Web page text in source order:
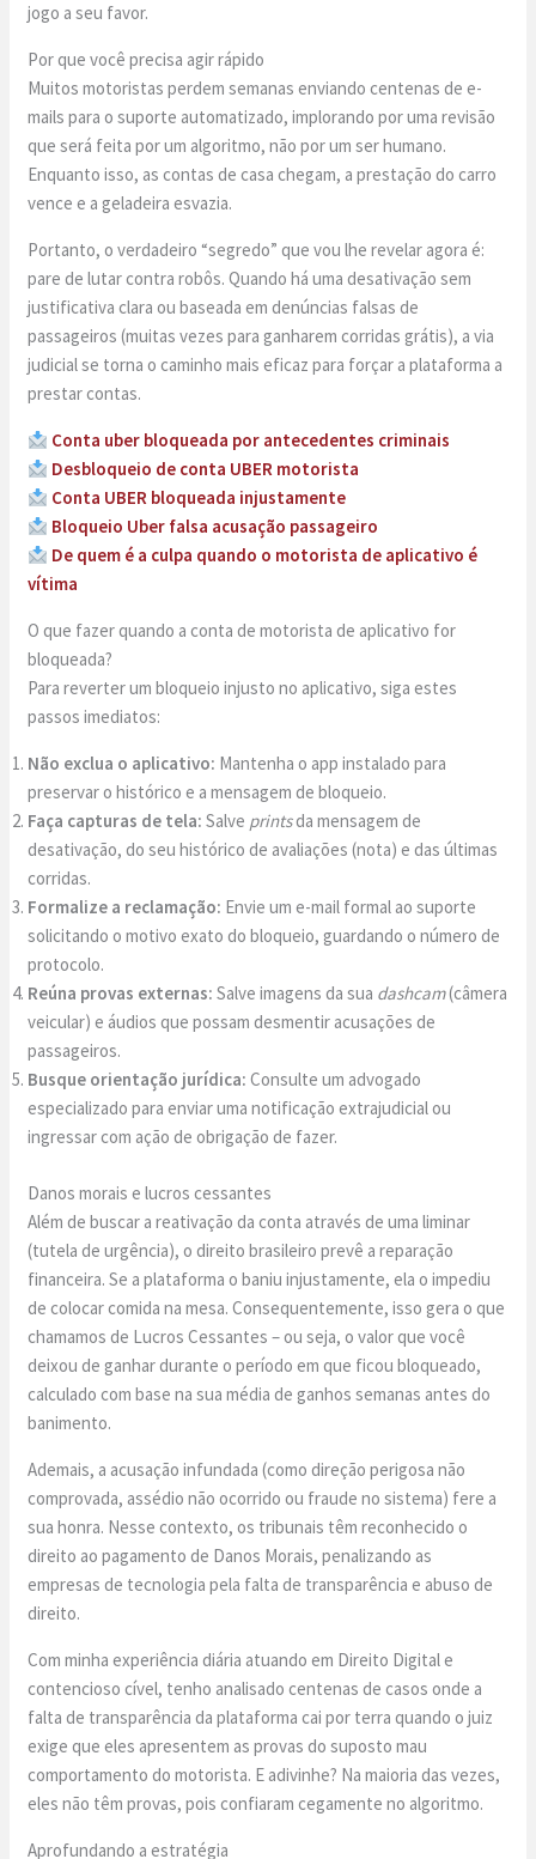
jogo a seu favor.
Por que você precisa agir rápido
Muitos motoristas perdem semanas enviando centenas de e-
mails para o suporte automatizado, implorando por uma revisão
que será feita por um algoritmo, não por um ser humano.
Enquanto isso, as contas de casa chegam, a prestação do carro
vence e a geladeira esvazia.
Portanto, o verdadeiro “segredo” que vou lhe revelar agora é:
pare de lutar contra robôs. Quando há uma desativação sem
justificativa clara ou baseada em denúncias falsas de
passageiros (muitas vezes para ganharem corridas grátis), a via
judicial se torna o caminho mais eficaz para forçar a plataforma a
prestar contas.
Conta uber bloqueada por antecedentes criminais
Desbloqueio de conta UBER motorista
Conta UBER bloqueada injustamente
Bloqueio Uber falsa acusação passageiro
De quem é a culpa quando o motorista de aplicativo é
vítima
O que fazer quando a conta de motorista de aplicativo for
bloqueada?
Para reverter um bloqueio injusto no aplicativo, siga estes
passos imediatos:
Não exclua o aplicativo: Mantenha o app instalado para
preservar o histórico e a mensagem de bloqueio.
Faça capturas de tela: Salve printsda mensagem de
desativação, do seu histórico de avaliações (nota) e das últimas
corridas.
Formalize a reclamação: Envie um e-mail formal ao suporte
solicitando o motivo exato do bloqueio, guardando o número de
protocolo.
Reúna provas externas: Salve imagens da sua dashcam(câmera
veicular) e áudios que possam desmentir acusações de
passageiros.
Busque orientação jurídica: Consulte um advogado
especializado para enviar uma notificação extrajudicial ou
ingressar com ação de obrigação de fazer.
Danos morais e lucros cessantes
Além de buscar a reativação da conta através de uma liminar
(tutela de urgência), o direito brasileiro prevê a reparação
financeira. Se a plataforma o baniu injustamente, ela o impediu
de colocar comida na mesa. Consequentemente, isso gera o que
chamamos de Lucros Cessantes – ou seja, o valor que você
deixou de ganhar durante o período em que ficou bloqueado,
calculado com base na sua média de ganhos semanas antes do
banimento.
Ademais, a acusação infundada (como direção perigosa não
comprovada, assédio não ocorrido ou fraude no sistema) fere a
sua honra. Nesse contexto, os tribunais têm reconhecido o
direito ao pagamento de Danos Morais, penalizando as
empresas de tecnologia pela falta de transparência e abuso de
direito.
Com minha experiência diária atuando em Direito Digital e
contencioso cível, tenho analisado centenas de casos onde a
falta de transparência da plataforma cai por terra quando o juiz
exige que eles apresentem as provas do suposto mau
comportamento do motorista. E adivinhe? Na maioria das vezes,
eles não têm provas, pois confiaram cegamente no algoritmo.
Aprofundando a estratégia